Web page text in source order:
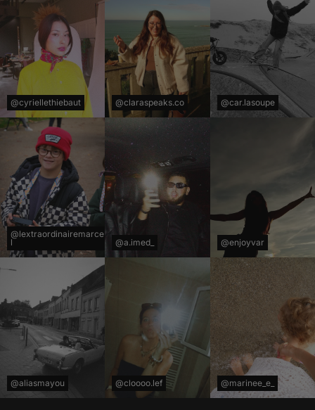
@cyriellethiebaut @claraspeaks.co @car.lasoupe
@lextraordinairemarce
l
@a.imed_ @enjoyvar
@aliasmayou @cloooo.lef @marinee_e_